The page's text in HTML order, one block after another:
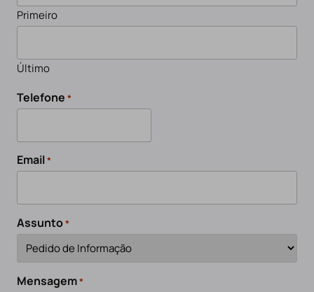
Primeiro
Último
Telefone *
Email*
Assunto*
Mensagem*